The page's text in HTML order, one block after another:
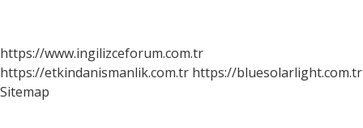
https://www.ingilizceforum.com.tr
https://etkindanismanlik.com.tr https://bluesolarlight.com.tr
Sitemap